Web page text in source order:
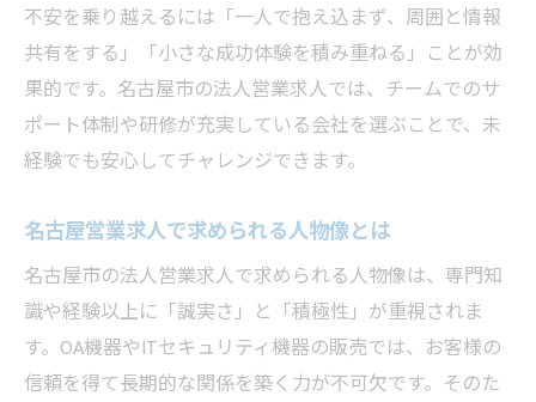
不安を乗り越えるには「一人で抱え込まず、周囲と情報
共有をする」「小さな成功体験を積み重ねる」ことが効
果的です。名古屋市の法人営業求人では、チームでのサ
ポート体制や研修が充実している会社を選ぶことで、未
経験でも安心してチャレンジできます。
名古屋営業求人で求められる人物像とは
名古屋市の法人営業求人で求められる人物像は、専門知
識や経験以上に「誠実さ」と「積極性」が重視されま
す。OA機器やITセキュリティ機器の販売では、お客様の
信頼を得て長期的な関係を築く力が不可欠です。そのた